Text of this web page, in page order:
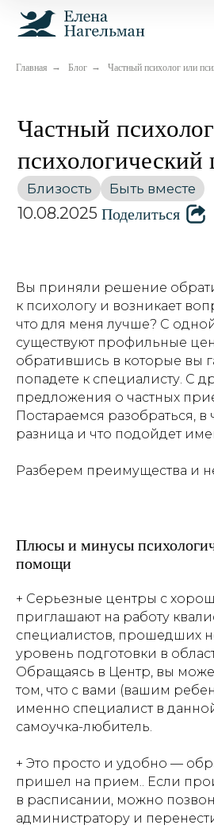
Главная → Блог → Частный психолог или
психологический центр
Близость Быть вместе
Вы приняли решение
к психологу и возникает
что для меня лучше? С
существуют профильные
обратившись в которые вы
попадете к специалисту. С
предложения о частных
Постараемся разобраться,
разница и что подойдет
Разберем преимущества и
Плюсы и минусы
помощи
+ Серьезные центры с
приглашают на работу
специалистов, прошедших
уровень подготовки в
Обращаясь в Центр, вы
том, что с вами (вашим
именно специалист в
самоучка-любитель.
+ Это просто и удобно —
пришел на прием.. Если
в расписании, можно
администратору и